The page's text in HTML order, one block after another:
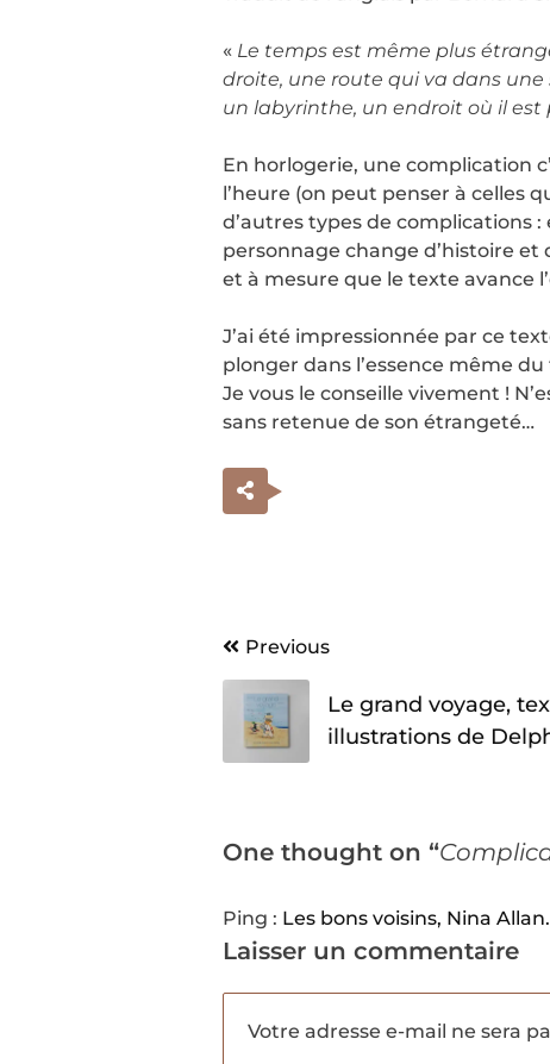
« Le temps est même plus
droite, une route qui va dans
un labyrinthe, un endroit où il est
En horlogerie, une complication
l’heure (on peut penser à celles
d’autres types de complications
personnage change d’histoire et
et à mesure que le texte avance
J’ai été impressionnée par ce
plonger dans l’essence même
Je vous le conseille vivement !
sans retenue de son étrangeté…
Navigation
de
l’article
Previous
Le grand voyage,
illustrations de
One thought on “
Ping : Les bons voisins, Nina
Laisser un commentaire
Votre adresse e-mail ne sera